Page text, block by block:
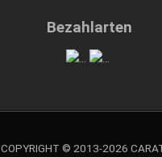
Bezahlarten
COPYRIGHT © 2013-2026